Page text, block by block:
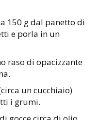
150 g dal panetto di
e porla in un
raso di opacizzante
un cucchiaio)
i grumi.